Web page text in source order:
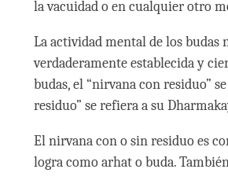
la vacuidad o en cualquier otro
La actividad mental de los
verdaderamente establecida y
budas, el “nirvana con residuo”
residuo” se refiera a su
El nirvana con o sin residuo es
logra como arhat o buda.